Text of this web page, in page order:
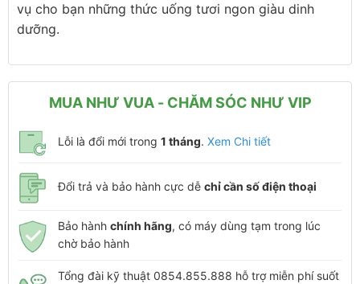
vụ cho bạn những thức uống tươi ngon giàu dinh
dưỡng.
MUA NHƯ VUA - CHĂM SÓC NHƯ VIP
Lỗi là đổi mới trong 1 tháng. Xem Chi tiết
Đổi trả và bảo hành cực dễ chỉ cần số điện thoại
Bảo hành chính hãng, có máy dùng tạm trong lúc
chờ bảo hành
Tổng đài kỹ thuật 0854.855.888 hỗ trợ miễn phí suốt